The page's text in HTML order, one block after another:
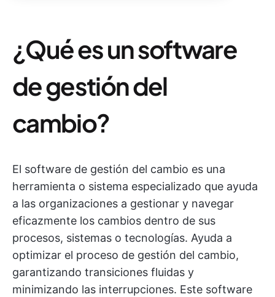
¿Qué es un software
de gestión del
cambio?
El software de gestión del cambio es una
herramienta o sistema especializado que ayuda
a las organizaciones a gestionar y navegar
eficazmente los cambios dentro de sus
procesos, sistemas o tecnologías. Ayuda a
optimizar el proceso de gestión del cambio,
garantizando transiciones fluidas y
minimizando las interrupciones. Este software